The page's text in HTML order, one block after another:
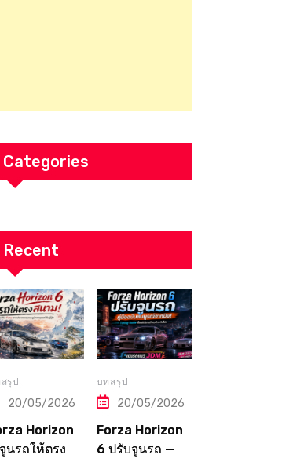
Categories
Recent
รุป
20/05/2026
Horizon
นรถให้ตรง
บทสรุป
20/05/2026
Forza Horizon
6 ปรับจูนรถ —